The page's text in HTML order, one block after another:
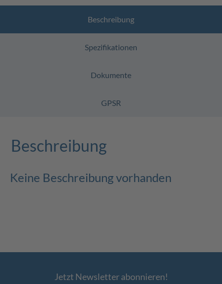
Beschreibung
Spezifikationen
Dokumente
GPSR
Beschreibung
Keine Beschreibung vorhanden
Jetzt Newsletter abonnieren!